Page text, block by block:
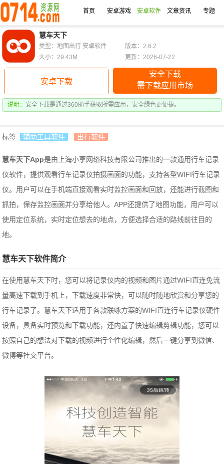
首页 安卓游戏 安卓软件 文章资讯 专题
慧车天下
安卓下载
安全下载
需下载应用市场
说明： 安全下载是通过360助手获取所需应用，安全绿色更便捷。
类型：地图出行 安卓软件
版本：2.6.2
大小：29.43M
更新：2026-07-22
标签: 辅助工具软件 出行软件
慧车天下App是由上海小享网络科技有限公司推出的一款通用行车记录
仪软件，提供观看行车记录仪拍摄画面的功能，支持各型WIFI行车记录
仪。用户可以在手机端直接观看实时监控画面和回放，还能进行截图和
抓拍，保存监控画面并分享给他人。APP还提供了地图功能，用户可以
使用定位系统，实时定位想去的地点，方便选择合适的路线前往目的
地。
慧车天下软件简介
在使用慧车天下时，您可以将记录仪内的视频和图片通过WIFI直连免流
量高速下载到手机上，下载速度非常快，可以随时随地欣赏和分享您的
行车记录了。慧车天下适用于各款联咏方案的WIFI直连行车记录仪硬件
设备，具备实时预览和下载功能，还内置了快速编辑剪辑功能，您可以
按照自己的想法对下载的视频进行个性化编辑，然后一键分享到微信、
微博等社交平台。